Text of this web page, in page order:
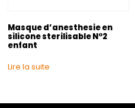
Masque d’anesthesie en
silicone sterilisable N°2
enfant
Lire la suite